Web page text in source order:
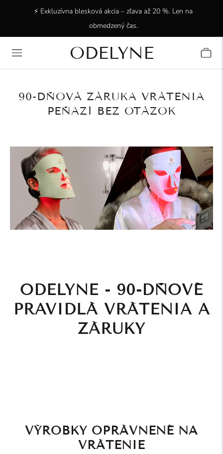
✨ +15 000 spokojných zákazníkov! Ďakujeme, že ste s
⚡ Exkluzívna blesková akcia – zľava až 20 %. Len na
obmedzený čas.
ODELYNE
90-DŇOVÁ ZÁRUKA VRÁTENIA
PEŇAZÍ BEZ OTÁZOK
ODELYNE - 90-DŇOVÉ
PRAVIDLÁ VRÁTENIA A
ZÁRUKY
VÝROBKY OPRÁVNENÉ NA
VRÁTENIE